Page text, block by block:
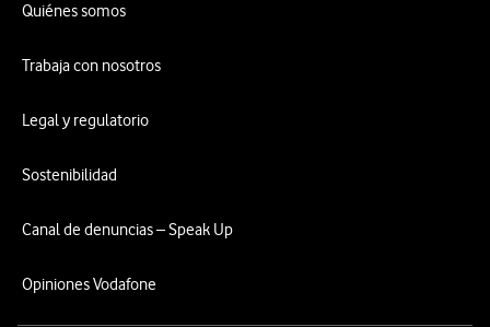
Quiénes somos
Trabaja con nosotros
Legal y regulatorio
Sostenibilidad
Canal de denuncias – Speak Up
Opiniones Vodafone